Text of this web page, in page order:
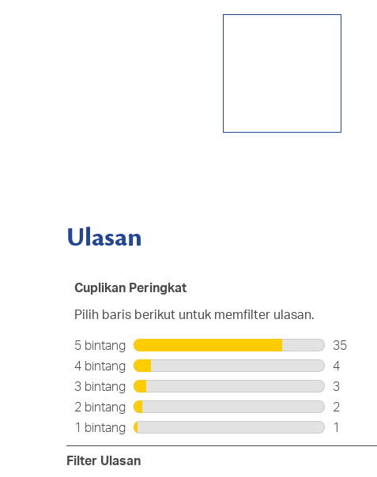
Ulasan
Cuplikan Peringkat
Pilih baris berikut untuk memfilter ulasan.
5 bintang bintang
35
35
dengan
5
bintang.
4 bintang bintang
4
4
dengan
4
bintang.
3 bintang bintang
3
3
dengan
3
2 bintang bintang
2
2
1 bintang bintang
1
1
Filter Ulasan